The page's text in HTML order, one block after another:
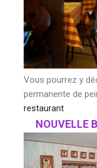
Vous pourrez y
permanente de
restaurant
NOUVELLE